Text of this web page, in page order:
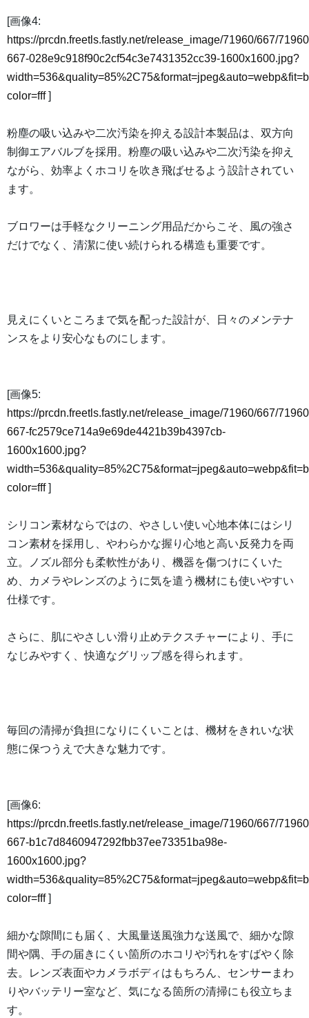
[画像4:
https://prcdn.freetls.fastly.net/release_image/71960/667/
667-028e9c918f90c2cf54c3e7431352cc39-1600x1600.jpg?
color=fff]
粉塵の吸い込みや二次汚染を抑える設計本製品は、双方向
制御エアバルブを採用。粉塵の吸い込みや二次汚染を抑え
ながら、効率よくホコリを吹き飛ばせるよう設計されてい
ます。
ブロワーは手軽なクリーニング用品だからこそ、風の強さ
だけでなく、清潔に使い続けられる構造も重要です。
見えにくいところまで気を配った設計が、日々のメンテナ
ンスをより安心なものにします。
[画像5:
https://prcdn.freetls.fastly.net/release_image/71960/667/
667-fc2579ce714a9e69de4421b39b4397cb-
1600x1600.jpg?
color=fff]
シリコン素材ならではの、やさしい使い心地本体にはシリ
コン素材を採用し、やわらかな握り心地と高い反発力を両
立。ノズル部分も柔軟性があり、機器を傷つけにくいた
め、カメラやレンズのように気を遣う機材にも使いやすい
仕様です。
さらに、肌にやさしい滑り止めテクスチャーにより、手に
なじみやすく、快適なグリップ感を得られます。
毎回の清掃が負担になりにくいことは、機材をきれいな状
態に保つうえで大きな魅力です。
[画像6:
https://prcdn.freetls.fastly.net/release_image/71960/667/
667-b1c7d8460947292fbb37ee73351ba98e-
1600x1600.jpg?
color=fff]
細かな隙間にも届く、大風量送風強力な送風で、細かな隙
間や隅、手の届きにくい箇所のホコリや汚れをすばやく除
去。レンズ表面やカメラボディはもちろん、センサーまわ
りやバッテリー室など、気になる箇所の清掃にも役立ちま
す。